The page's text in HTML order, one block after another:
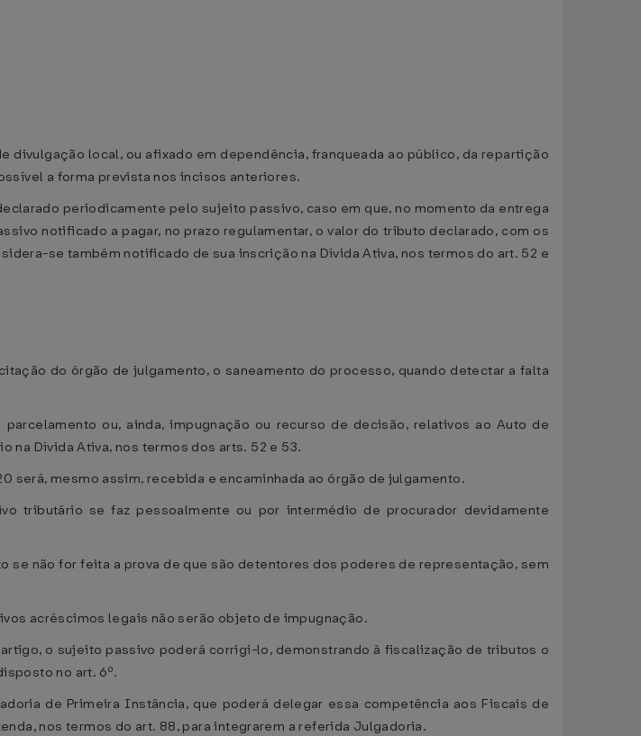
local, ou afixado em dependência, franqueada ao público, da repartição
a forma prevista nos incisos anteriores.
periodicamente pelo sujeito passivo, caso em que, no momento da entrega
notificado a pagar, no prazo regulamentar, o valor do tributo declarado, com os
se também notificado de sua inscrição na Dívida Ativa, nos termos do art. 52 e
do órgão de julgamento, o saneamento do processo, quando detectar a falta
ou, ainda, impugnação ou recurso de decisão, relativos ao Auto de
Dívida Ativa, nos termos dos arts. 52 e 53.
será, mesmo assim, recebida e encaminhada ao órgão de julgamento.
tributário se faz pessoalmente ou por intermédio de procurador devidamente
se não for feita a prova de que são detentores dos poderes de representação, sem
acréscimos legais não serão objeto de impugnação.
o sujeito passivo poderá corrigi-lo, demonstrando à fiscalização de tributos o
no art. 6º.
de Primeira Instância, que poderá delegar essa competência aos Fiscais de
nos termos do art. 88, para integrarem a referida Julgadoria.